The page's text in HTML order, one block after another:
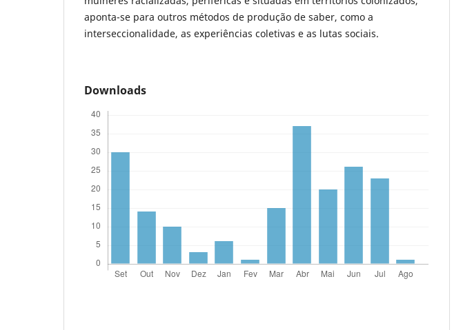
aponta-se para outros métodos de produção de saber, como a
interseccionalidade, as experiências coletivas e as lutas sociais.
Downloads